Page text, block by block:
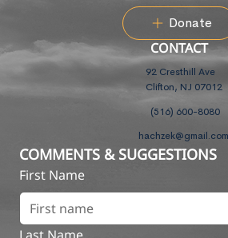
Donate
CONTACT
92 Cresthill Ave
Clifton, NJ 07012
(516) 600-8080
hachzek@gmail.com
COMMENTS & SUGGESTIONS
First Name